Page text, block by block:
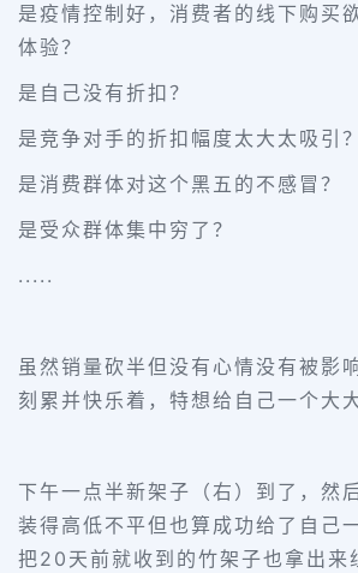
是疫情控制好，消费者的线下购买
体验？
是自己没有折扣？
是竞争对手的折扣幅度太大太吸引？
是消费群体对这个黑五的不感冒？
是受众群体集中穷了？
.....
虽然销量砍半但没有心情没有被影
刻累并快乐着，特想给自己一个大
下午一点半新架子（右）到了，
装得高低不平但也算成功给了自己
把20天前就收到的竹架子也拿出